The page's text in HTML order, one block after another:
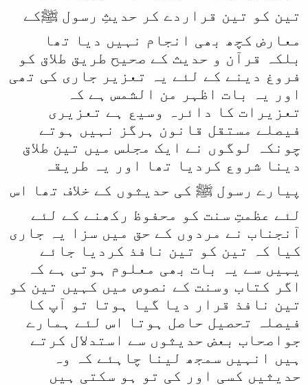
تین کو تین قراردے کر حدیثِ رسول ﷺکے
معارض کچھ بھی انجام نہیں دیا تھا
بلکہ قرآن و حدیث کے صحیح طریق طلاق کو
فروغ دینے کے لئے یہ تعزیر جاری کی تھی
اور یہ بات اظہر من الشمس ہے کہ
تعزیرات کا دائرہ وسیع ہے تعزیری
فیصلے مستقل قانون ہرگز نہیں ہوتے
چونکہ لوگوں نے ایک مجلس میں تین طلاق
دینا شروع کردیا تھا اور یہ طریقہ
پیارے رسول ﷺ کی حدیثوں کے خلاف تھا اس
لئے عظمتِ سنت کو محفوظ رکھنے کے لئے
آنجناب نے مردوں کے حق میں سزا یہ جاری
کیا کہ تین کو تین نافذ کردیا جائے
یہیں سے یہ بات بھی معلوم ہوتی ہے کہ
اگر کتاب وسنت کے نصوص میں کہیں تین کو
تین نافذ قرار دیا گیا ہوتا تو آپ کا
فیصلہ تحصیل حاصل ہوتا اس لئے ہمارے
جواصحاب بعض حدیثوں سے استدلال کرتے
ہیں انہیں سمجھ لینا چاہئے کہ وہ
حدیثیں کسی اور کی تو ہو سکتی ہیں